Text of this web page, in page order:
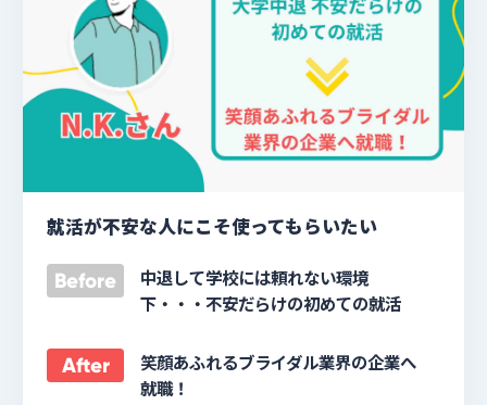
就活が不安な人にこそ使ってもらいたい
Before
中退して学校には頼れない環境
下・・・不安だらけの初めての就活
After
笑顔あふれるブライダル業界の企業へ
就職！